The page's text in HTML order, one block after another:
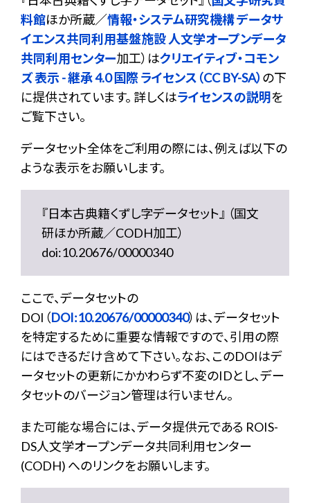
料館ほか所蔵／情報・システム研究機構 データサ
イエンス共同利用基盤施設 人文学オープンデータ
共同利用センター加工）はクリエイティブ・コモン
ズ 表示 - 継承 4.0 国際 ライセンス（CC BY-SA） の下
に提供されています。 詳しくはライセンスの説明を
ご覧下さい。
データセット全体をご利用の際には、例えば以下の
ような表示をお願いします。
『日本古典籍くずし字データセット』 （国文
研ほか所蔵／CODH加工）
doi:10.20676/00000340
ここで、データセットの
DOI（DOI:10.20676/00000340）は、データセット
を特定するために重要な情報ですので、引用の際
にはできるだけ含めて下さい。なお、このDOIはデ
ータセットの更新にかかわらず不変のIDとし、デー
タセットのバージョン管理は行いません。
また可能な場合には、データ提供元である ROIS-
DS人文学オープンデータ共同利用センター
(CODH) へのリンクをお願いします。